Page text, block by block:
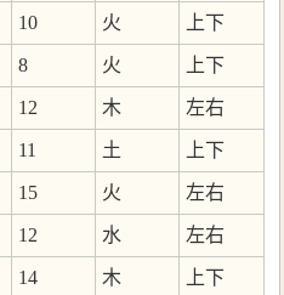
10 火 上下
8 火 上下
12 木 左右
11 土 上下
15 火 左右
12 水 左右
14 木 上下